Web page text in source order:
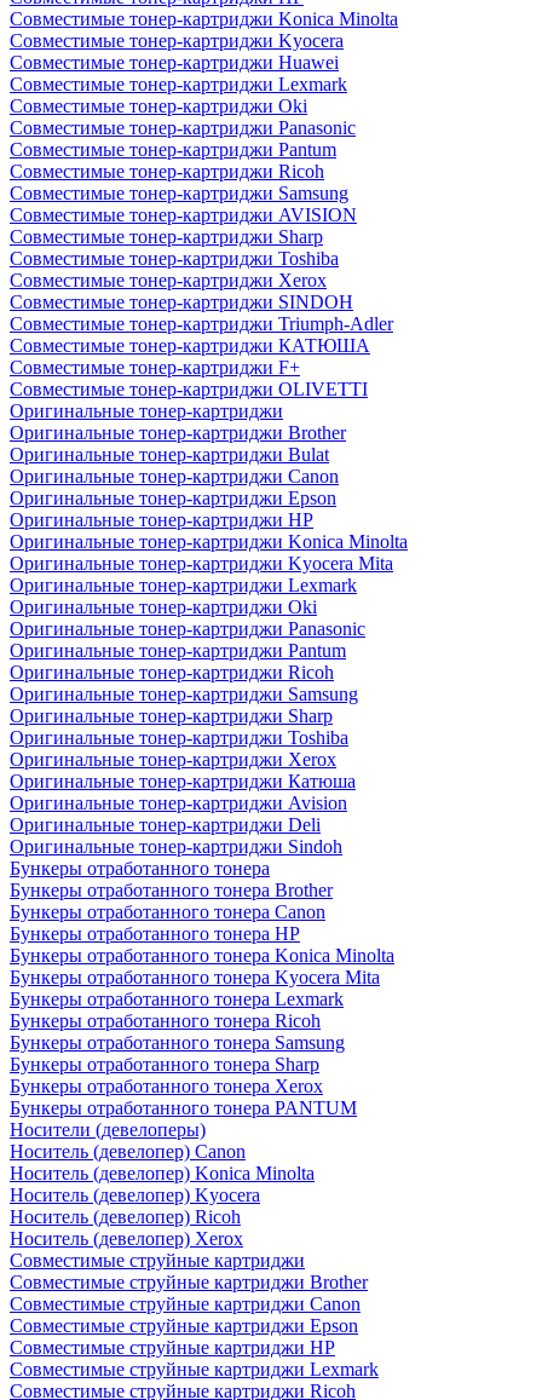
Совместимые тонер-картриджи Konica Minolta
Совместимые тонер-картриджи Kyocera
Совместимые тонер-картриджи Huawei
Совместимые тонер-картриджи Lexmark
Совместимые тонер-картриджи Oki
Совместимые тонер-картриджи Panasonic
Совместимые тонер-картриджи Pantum
Совместимые тонер-картриджи Ricoh
Совместимые тонер-картриджи Samsung
Совместимые тонер-картриджи AVISION
Совместимые тонер-картриджи Sharp
Совместимые тонер-картриджи Toshiba
Совместимые тонер-картриджи Xerox
Совместимые тонер-картриджи SINDOH
Совместимые тонер-картриджи Triumph-Adler
Совместимые тонер-картриджи КАТЮША
Совместимые тонер-картриджи F+
Совместимые тонер-картриджи OLIVETTI
Оригинальные тонер-картриджи
Оригинальные тонер-картриджи Brother
Оригинальные тонер-картриджи Bulat
Оригинальные тонер-картриджи Canon
Оригинальные тонер-картриджи Epson
Оригинальные тонер-картриджи HP
Оригинальные тонер-картриджи Konica Minolta
Оригинальные тонер-картриджи Kyocera Mita
Оригинальные тонер-картриджи Lexmark
Оригинальные тонер-картриджи Oki
Оригинальные тонер-картриджи Panasonic
Оригинальные тонер-картриджи Pantum
Оригинальные тонер-картриджи Ricoh
Оригинальные тонер-картриджи Samsung
Оригинальные тонер-картриджи Sharp
Оригинальные тонер-картриджи Toshiba
Оригинальные тонер-картриджи Xerox
Оригинальные тонер-картриджи Катюша
Оригинальные тонер-картриджи Avision
Оригинальные тонер-картриджи Deli
Оригинальные тонер-картриджи Sindoh
Бункеры отработанного тонера
Бункеры отработанного тонера Brother
Бункеры отработанного тонера Canon
Бункеры отработанного тонера HP
Бункеры отработанного тонера Konica Minolta
Бункеры отработанного тонера Kyocera Mita
Бункеры отработанного тонера Lexmark
Бункеры отработанного тонера Ricoh
Бункеры отработанного тонера Samsung
Бункеры отработанного тонера Sharp
Бункеры отработанного тонера Xerox
Бункеры отработанного тонера PANTUM
Носители (девелоперы)
Носитель (девелопер) Canon
Носитель (девелопер) Konica Minolta
Носитель (девелопер) Kyocera
Носитель (девелопер) Ricoh
Носитель (девелопер) Xerox
Совместимые струйные картриджи
Совместимые струйные картриджи Brother
Совместимые струйные картриджи Canon
Совместимые струйные картриджи Epson
Совместимые струйные картриджи HP
Совместимые струйные картриджи Lexmark
Совместимые струйные картриджи Ricoh